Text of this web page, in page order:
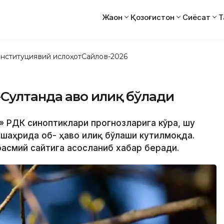
Жаҳон Қозоғистон Сиёсат
ислоҳотСайлов-2026
ҳаво илиқ бўлади
РДК синоптиклари прогнозларига кўра, шу
об- ҳаво илиқ бўлаши кутилмоқда.
сайтига асосланиб хабар беради.